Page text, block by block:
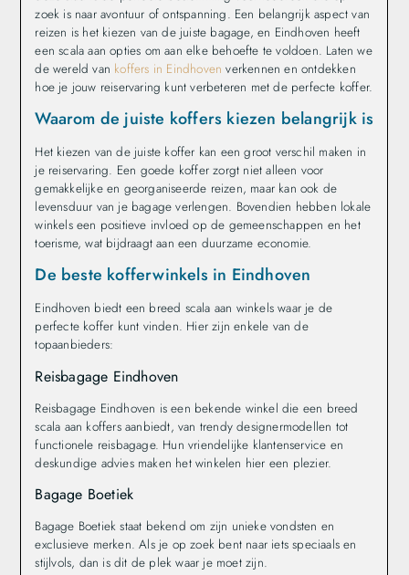
zoek is naar avontuur of ontspanning. Een belangrijk aspect van
reizen is het kiezen van de juiste bagage, en Eindhoven heeft
een scala aan opties om aan elke behoefte te voldoen. Laten we
de wereld van koffers in Eindhoven verkennen en ontdekken
hoe je jouw reiservaring kunt verbeteren met de perfecte koffer.
Waarom de juiste koffers kiezen belangrijk is
Het kiezen van de juiste koffer kan een groot verschil maken in
je reiservaring. Een goede koffer zorgt niet alleen voor
gemakkelijke en georganiseerde reizen, maar kan ook de
levensduur van je bagage verlengen. Bovendien hebben lokale
winkels een positieve invloed op de gemeenschappen en het
toerisme, wat bijdraagt aan een duurzame economie.
De beste kofferwinkels in Eindhoven
Eindhoven biedt een breed scala aan winkels waar je de
perfecte koffer kunt vinden. Hier zijn enkele van de
topaanbieders:
Reisbagage Eindhoven
Reisbagage Eindhoven is een bekende winkel die een breed
scala aan koffers aanbiedt, van trendy designermodellen tot
functionele reisbagage. Hun vriendelijke klantenservice en
deskundige advies maken het winkelen hier een plezier.
Bagage Boetiek
Bagage Boetiek staat bekend om zijn unieke vondsten en
exclusieve merken. Als je op zoek bent naar iets speciaals en
stijlvols, dan is dit de plek waar je moet zijn.